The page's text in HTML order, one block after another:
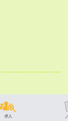
求人